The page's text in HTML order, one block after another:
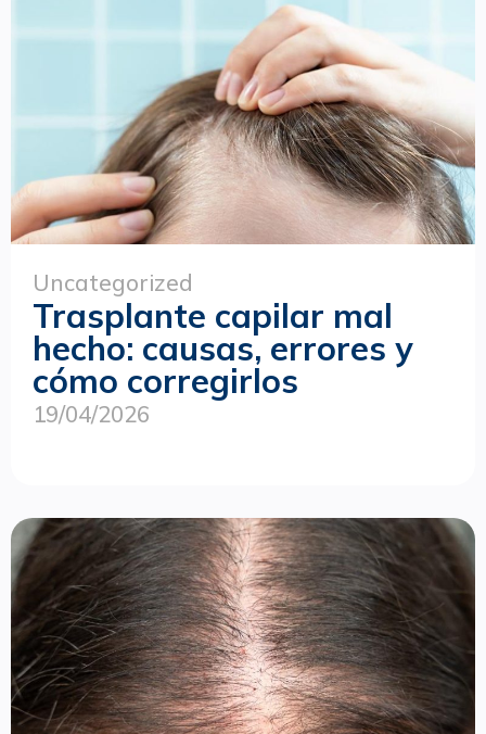
Uncategorized
Trasplante capilar mal
hecho: causas, errores y
cómo corregirlos
19/04/2026